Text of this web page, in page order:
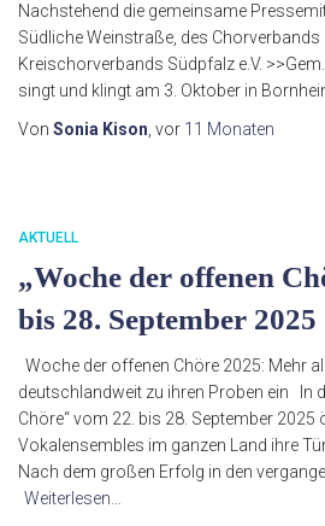
Nachstehend die gemeinsame
Südliche Weinstraße, des Chorverbands
Kreischorverbands Südpfalz e.V.
singt und klingt am 3. Oktober in
Von Sonia Kison , vor 11 Monaten
AKTUELL
„Woche der offenen
bis 28. September 2025
Woche der offenen Chöre 2025: Mehr
deutschlandweit zu ihren Proben ein In
Chöre“ vom 22. bis 28. September
Vokalensembles im ganzen Land ihre
Nach dem großen Erfolg in den
Weiterlesen…